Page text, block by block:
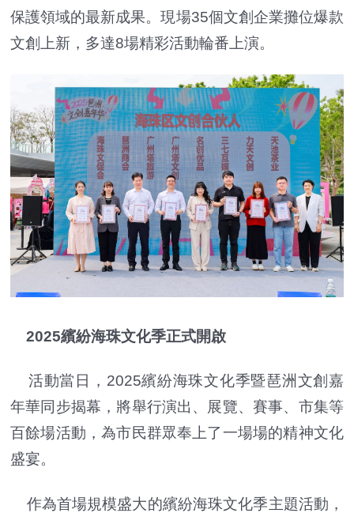
保護領域的最新成果。現場35個文創企業攤位爆款
文創上新，多達8場精彩活動輪番上演。
2025繽紛海珠文化季正式開啟
活動當日，2025繽紛海珠文化季暨琶洲文創嘉
年華同步揭幕，將舉行演出、展覽、賽事、市集等
百餘場活動，為市民群眾奉上了一場場的精神文化
盛宴。
作為首場規模盛大的繽紛海珠文化季主題活動，